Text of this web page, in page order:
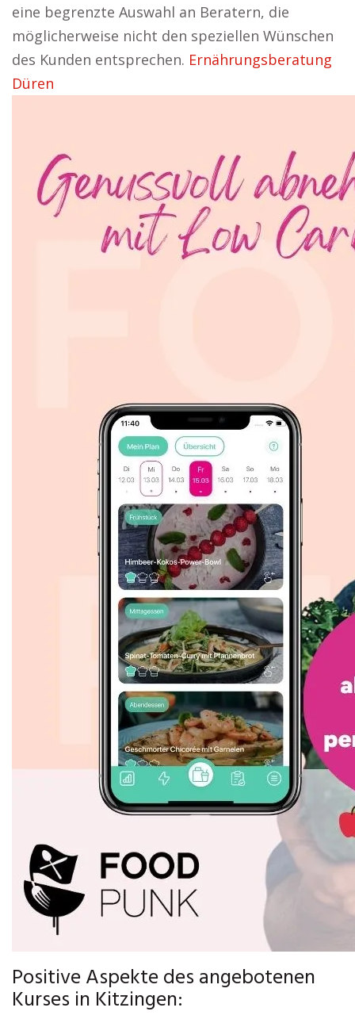
eine begrenzte Auswahl an Beratern, die
möglicherweise nicht den speziellen Wünschen
des Kunden entsprechen. Ernährungsberatung
Düren
Positive Aspekte des angebotenen
Kurses in Kitzingen: